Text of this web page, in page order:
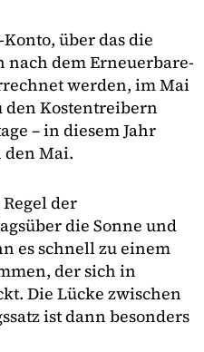
über das die
nach dem Erneuerbare-
werden, im Mai
den Kostentreibern
– in diesem Jahr
Mai.
der
die Sonne und
es schnell zu einem
der sich in
Die Lücke zwischen
ist dann besonders